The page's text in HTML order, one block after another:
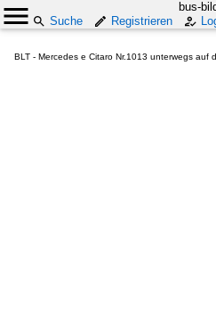
bus-
Suche
Registrieren
BLT - Mercedes e Citaro Nr.1013 unterwegs auf